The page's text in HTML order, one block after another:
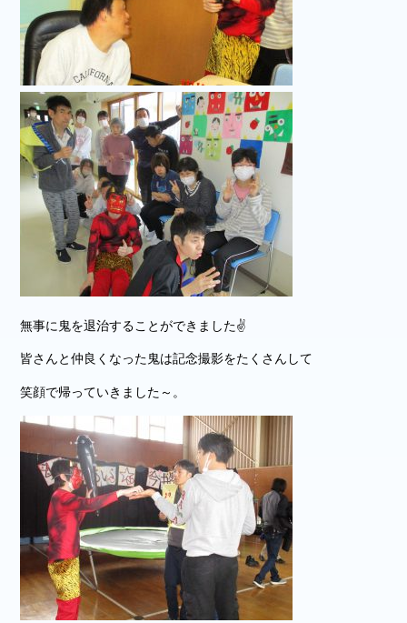
無事に鬼を退治することができました✌
皆さんと仲良くなった鬼は記念撮影をたくさんして
笑顔で帰っていきました～。